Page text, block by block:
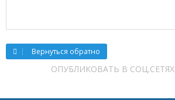
Вернуться обратно
ОПУБЛИКОВАТЬ В СОЦ.СЕТЯХ